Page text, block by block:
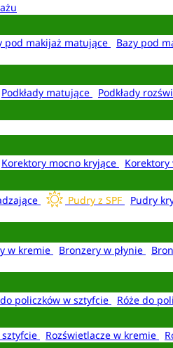
pod makijaż matujące Bazy pod
Podkłady matujące Podkłady
Korektory mocno kryjące
Pudry z SPF Pudry
w kremie Bronzery w płynie
policzków w sztyfcie Róże do
sztyfcie Rozświetlacze w kremie